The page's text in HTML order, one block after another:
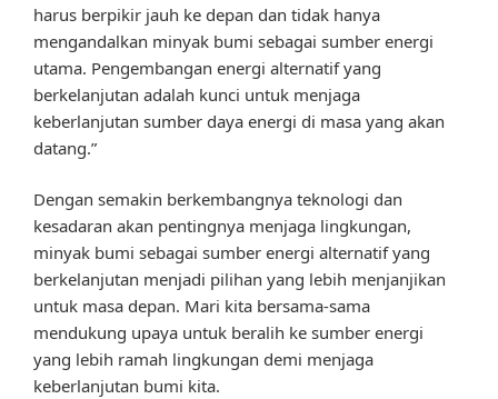
harus berpikir jauh ke depan dan tidak hanya
mengandalkan minyak bumi sebagai sumber energi
utama. Pengembangan energi alternatif yang
berkelanjutan adalah kunci untuk menjaga
keberlanjutan sumber daya energi di masa yang akan
datang.”
Dengan semakin berkembangnya teknologi dan
kesadaran akan pentingnya menjaga lingkungan,
minyak bumi sebagai sumber energi alternatif yang
berkelanjutan menjadi pilihan yang lebih menjanjikan
untuk masa depan. Mari kita bersama-sama
mendukung upaya untuk beralih ke sumber energi
yang lebih ramah lingkungan demi menjaga
keberlanjutan bumi kita.